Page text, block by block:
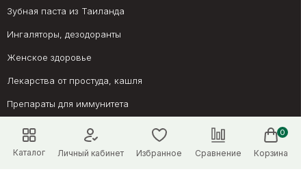
Каталог Личный кабинет Избранное Сравнение
0
Корзина
Зубная паста из Таиланда
Ингаляторы, дезодоранты
Женское здоровье
Лекарства от простуда, кашля
Препараты для иммунитета
Онкология, суставы